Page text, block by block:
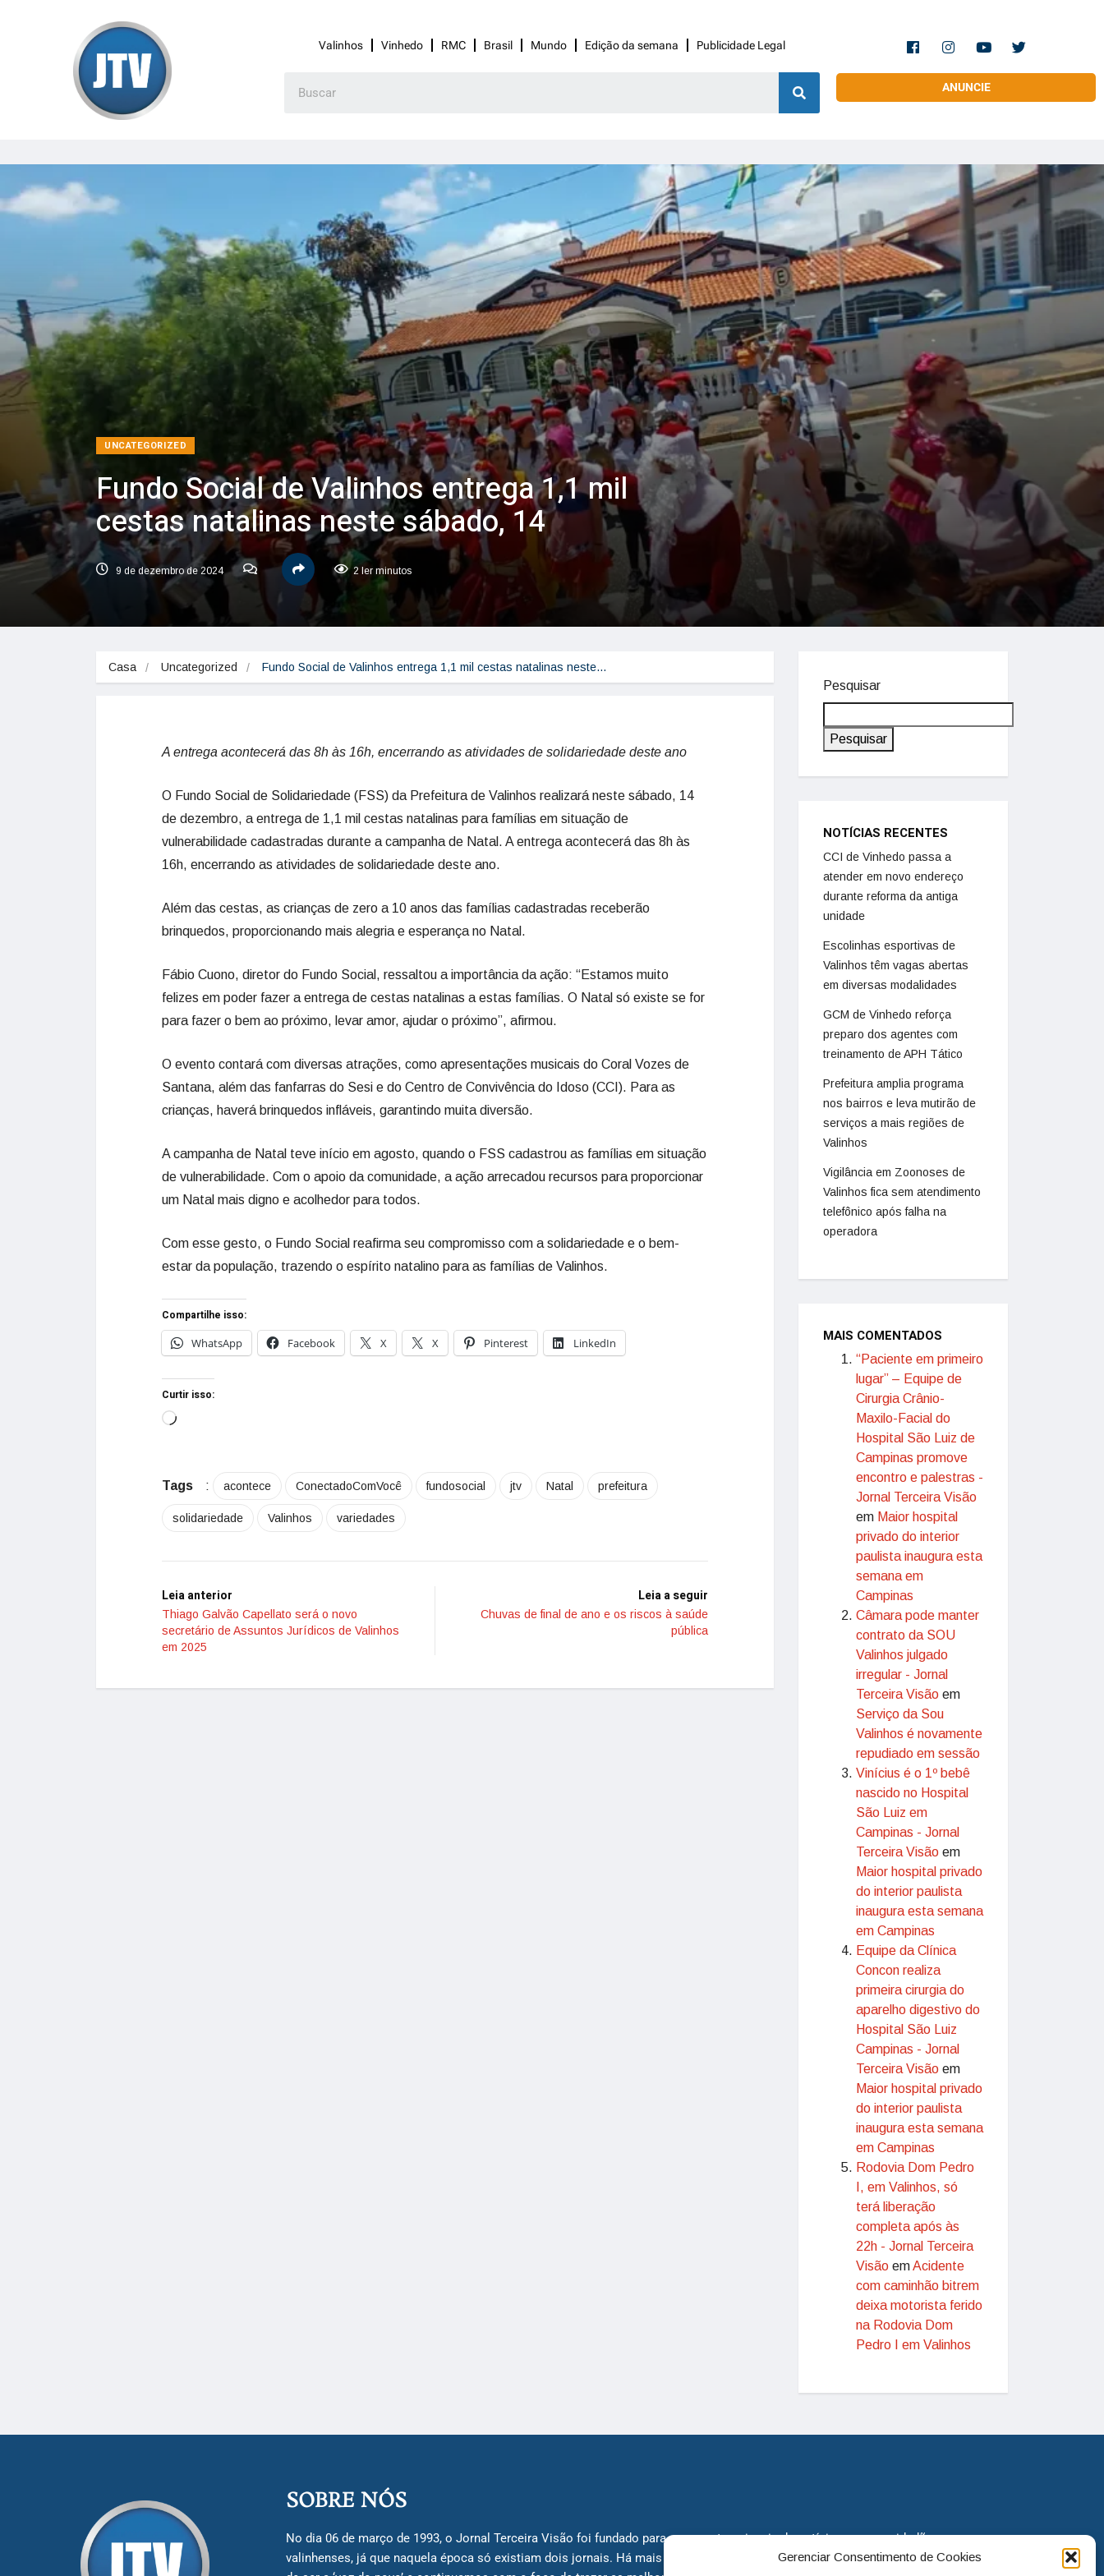
Gerenciar Consentimento de Cookies
Valinhos Vinhedo RMC Brasil Mundo Edição da semana Publicidade Legal
ANUNCIE
UNCATEGORIZED
Fundo Social de Valinhos entrega 1,1 mil
cestas natalinas neste sábado, 14
9 de dezembro de 2024 2 ler minutos
Casa Uncategorized Fundo Social de Valinhos entrega 1,1 mil cestas natalinas neste…
A entrega acontecerá das 8h às 16h, encerrando as atividades de solidariedade deste ano
O Fundo Social de Solidariedade (FSS) da Prefeitura de Valinhos realizará neste sábado, 14
de dezembro, a entrega de 1,1 mil cestas natalinas para famílias em situação de
vulnerabilidade cadastradas durante a campanha de Natal. A entrega acontecerá das 8h às
16h, encerrando as atividades de solidariedade deste ano.
Além das cestas, as crianças de zero a 10 anos das famílias cadastradas receberão
brinquedos, proporcionando mais alegria e esperança no Natal.
Fábio Cuono, diretor do Fundo Social, ressaltou a importância da ação: “Estamos muito
felizes em poder fazer a entrega de cestas natalinas a estas famílias. O Natal só existe se for
para fazer o bem ao próximo, levar amor, ajudar o próximo”, afirmou.
O evento contará com diversas atrações, como apresentações musicais do Coral Vozes de
Santana, além das fanfarras do Sesi e do Centro de Convivência do Idoso (CCI). Para as
crianças, haverá brinquedos infláveis, garantindo muita diversão.
A campanha de Natal teve início em agosto, quando o FSS cadastrou as famílias em situação
de vulnerabilidade. Com o apoio da comunidade, a ação arrecadou recursos para proporcionar
um Natal mais digno e acolhedor para todos.
Com esse gesto, o Fundo Social reafirma seu compromisso com a solidariedade e o bem-
estar da população, trazendo o espírito natalino para as famílias de Valinhos.
Compartilhe isso:
WhatsApp
Facebook X X Pinterest LinkedIn
Curtir isso:
Tags : acontece ConectadoComVocê fundosocial jtv Natal prefeitura
solidariedade Valinhos variedades
Leia anterior
Thiago Galvão Capellato será o novo
secretário de Assuntos Jurídicos de Valinhos
em 2025
Leia a seguir
Chuvas de final de ano e os riscos à saúde
pública
Pesquisar
Pesquisar
NOTÍCIAS RECENTES
CCI de Vinhedo passa a
atender em novo endereço
durante reforma da antiga
unidade
Escolinhas esportivas de
Valinhos têm vagas abertas
em diversas modalidades
GCM de Vinhedo reforça
preparo dos agentes com
treinamento de APH Tático
Prefeitura amplia programa
nos bairros e leva mutirão de
serviços a mais regiões de
Valinhos
Vigilância em Zoonoses de
Valinhos fica sem atendimento
telefônico após falha na
operadora
MAIS COMENTADOS
“Paciente em primeiro
lugar” – Equipe de
Cirurgia Crânio-
Maxilo-Facial do
Hospital São Luiz de
Campinas promove
encontro e palestras -
Jornal Terceira Visão
em Maior hospital
privado do interior
paulista inaugura esta
semana em
Campinas
Câmara pode manter
contrato da SOU
Valinhos julgado
irregular - Jornal
Terceira Visão em
Serviço da Sou
Valinhos é novamente
repudiado em sessão
Vinícius é o 1º bebê
nascido no Hospital
São Luiz em
Campinas - Jornal
Terceira Visão em
Maior hospital privado
do interior paulista
inaugura esta semana
em Campinas
Equipe da Clínica
Concon realiza
primeira cirurgia do
aparelho digestivo do
Hospital São Luiz
Campinas - Jornal
Terceira Visão em
Maior hospital privado
do interior paulista
inaugura esta semana
em Campinas
Rodovia Dom Pedro
I, em Valinhos, só
terá liberação
completa após às
22h - Jornal Terceira
Visão emAcidente
com caminhão bitrem
deixa motorista ferido
na Rodovia Dom
Pedro I em Valinhos
SOBRE NÓS
No dia 06 de março de 1993, o Jornal Terceira Visão foi fundado para ser uma terceira via de notícias para os cidadãos
valinhenses, já que naquela época só existiam dois jornais. Há mais de 30 anos, o jornal continua assumindo o papel